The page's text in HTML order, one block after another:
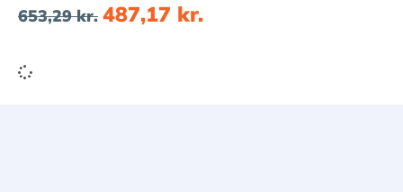
653,29kr. 487,17 kr.